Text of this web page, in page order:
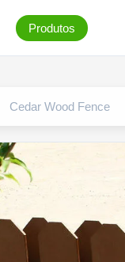
Produtos
Cedar Wood Fence